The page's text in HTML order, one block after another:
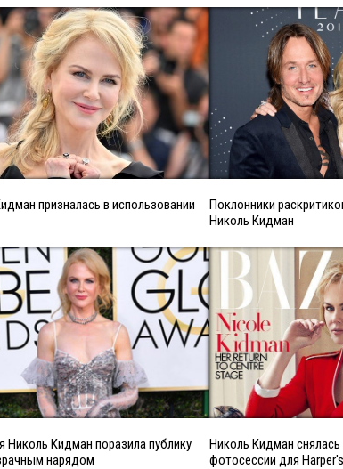
призналась в использовании
Поклонники
Николь Кидман
Николь Кидман поразила публику
нарядом
Николь Кидман снялась
фотосессии для